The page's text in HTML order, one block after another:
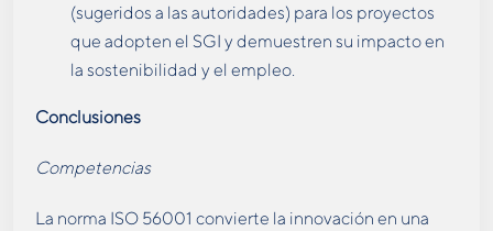
(sugeridos a las autoridades) para los proyectos
que adopten el SGI y demuestren su impacto en
la sostenibilidad y el empleo.
Conclusiones
Competencias
La norma ISO 56001 convierte la innovación en una